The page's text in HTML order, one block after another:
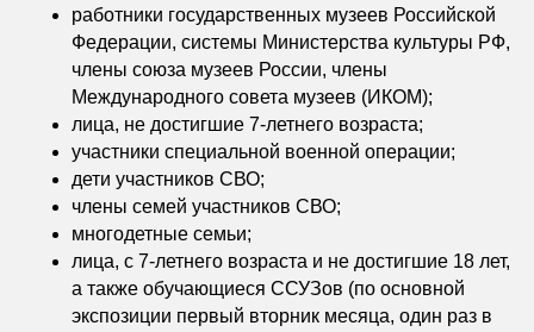
работники государственных музеев Российской
Федерации, системы Министерства культуры РФ,
члены союза музеев России, члены
Международного совета музеев (ИКОМ);
лица, не достигшие 7-летнего возраста;
участники специальной военной операции;
дети участников СВО;
члены семей участников СВО;
многодетные семьи;
лица, с 7-летнего возраста и не достигшие 18 лет,
а также обучающиеся ССУЗов (по основной
экспозиции первый вторник месяца, один раз в